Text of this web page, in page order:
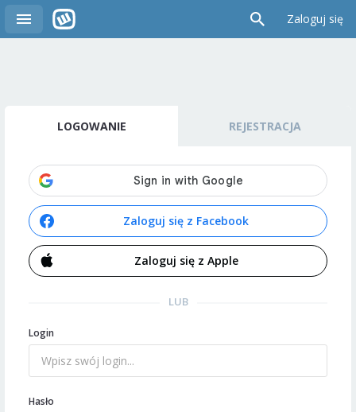
Zaloguj się
LOGOWANIE REJESTRACJA
Zaloguj się z Facebook
Zaloguj się z Apple
LUB
Login
Hasło